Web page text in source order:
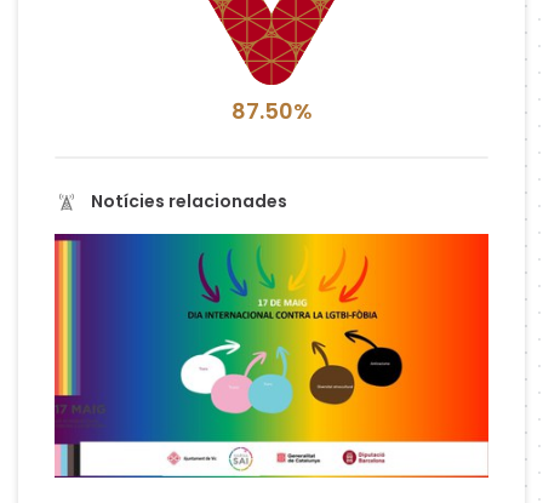
87.50%
Notícies relacionades